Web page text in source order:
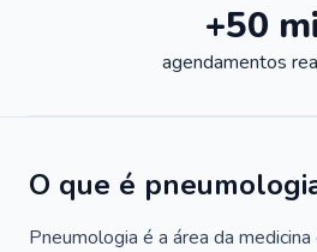
+50
agendamentos
O que é
Pneumologia é a área da